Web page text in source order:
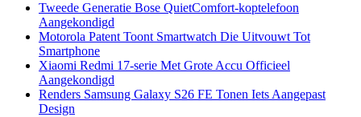
Tweede Generatie Bose QuietComfort-koptelefoon
Aangekondigd
Motorola Patent Toont Smartwatch Die Uitvouwt Tot
Smartphone
Xiaomi Redmi 17-serie Met Grote Accu Officieel
Aangekondigd
Renders Samsung Galaxy S26 FE Tonen Iets Aangepast
Design